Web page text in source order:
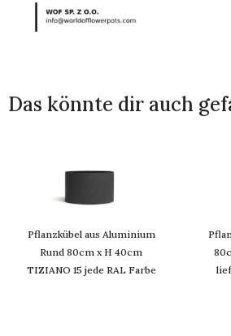
Das könnte dir auch
Pflanzkübel aus Aluminium
Rund 80cm x H 40cm
TIZIANO 15 jede RAL Farbe